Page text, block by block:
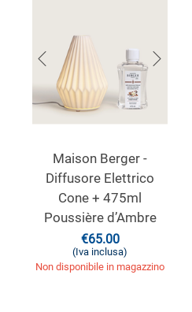
Maison Berger -
Diffusore Elettrico
Cone + 475ml
Poussière d’Ambre
€65.00
(Iva inclusa)
Non disponibile in magazzino